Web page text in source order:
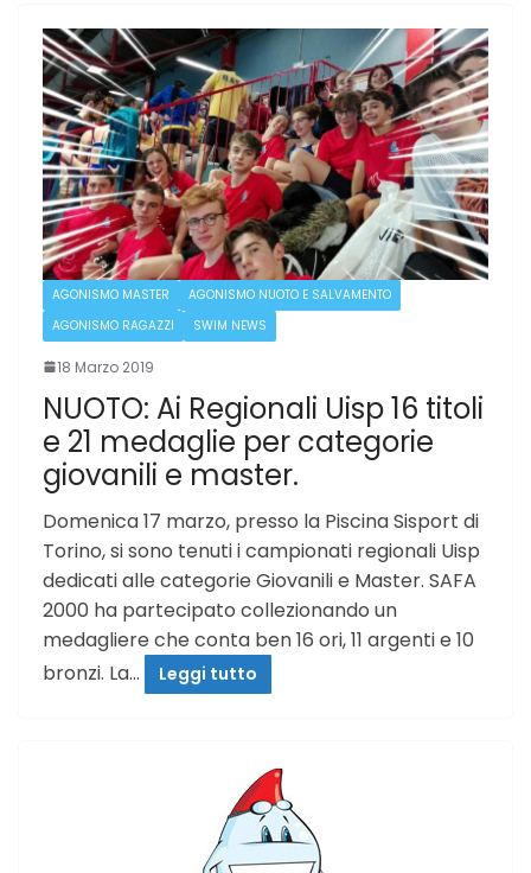
AGONISMO MASTER
AGONISMO NUOTO E SALVAMENTO
AGONISMO RAGAZZI
SWIM NEWS
18 Marzo 2019
NUOTO: Ai Regionali Uisp 16 titoli
e 21 medaglie per categorie
giovanili e master.
Domenica 17 marzo, presso la Piscina Sisport di
Torino, si sono tenuti i campionati regionali Uisp
dedicati alle categorie Giovanili e Master. SAFA
2000 ha partecipato collezionando un
medagliere che conta ben 16 ori, 11 argenti e 10
bronzi. La…
Leggi tutto